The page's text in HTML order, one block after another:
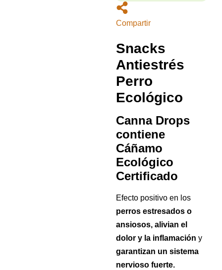
Compartir
Snacks
Antiestrés
Perro
Ecológico
Canna Drops
contiene
Cáñamo
Ecológico
Certificado
Efecto positivo en los
perros estresados o
ansiosos, alivian el
dolor y la inflamación y
garantizan un sistema
nervioso fuerte.